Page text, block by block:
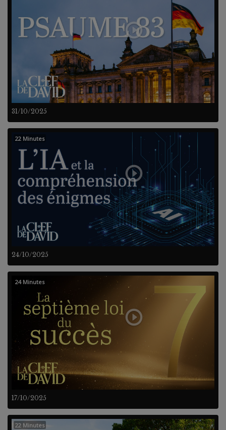
31/10/2025
24/10/2025
22 Minutes
17/10/2025
24 Minutes
22 Minutes